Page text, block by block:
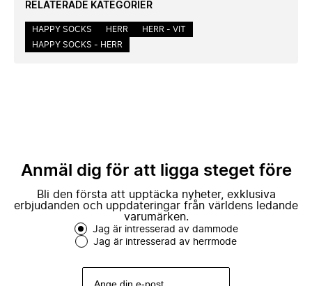
RELATERADE KATEGORIER
HAPPY SOCKS HERR
HERR - VIT
HAPPY SOCKS - HERR
Anmäl dig för att ligga steget före
Bli den första att upptäcka nyheter, exklusiva
erbjudanden och uppdateringar från världens ledande
varumärken.
Jag är intresserad av dammode
Jag är intresserad av herrmode